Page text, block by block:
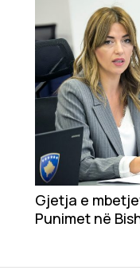
Gjetja e
Punimet në